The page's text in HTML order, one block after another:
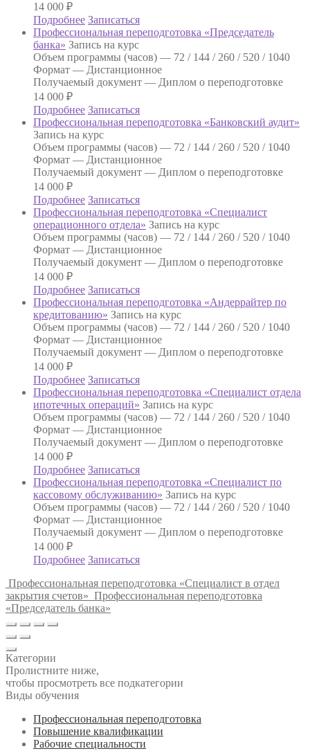
14 000 ₽
Подробнее Записаться
Профессиональная переподготовка «Председатель
банка» Запись на курс
Объем программы (часов) — 72 / 144 / 260 / 520 / 1040
Формат — Дистанционное
Получаемый документ — Диплом о переподготовке
14 000 ₽
Подробнее Записаться
Профессиональная переподготовка «Банковский аудит»
Запись на курс
Объем программы (часов) — 72 / 144 / 260 / 520 / 1040
Формат — Дистанционное
Получаемый документ — Диплом о переподготовке
14 000 ₽
Подробнее Записаться
Профессиональная переподготовка «Специалист
операционного отдела» Запись на курс
Объем программы (часов) — 72 / 144 / 260 / 520 / 1040
Формат — Дистанционное
Получаемый документ — Диплом о переподготовке
14 000 ₽
Подробнее Записаться
Профессиональная переподготовка «Андеррайтер по
кредитованию» Запись на курс
Объем программы (часов) — 72 / 144 / 260 / 520 / 1040
Формат — Дистанционное
Получаемый документ — Диплом о переподготовке
14 000 ₽
Подробнее Записаться
Профессиональная переподготовка «Специалист отдела
ипотечных операций» Запись на курс
Объем программы (часов) — 72 / 144 / 260 / 520 / 1040
Формат — Дистанционное
Получаемый документ — Диплом о переподготовке
14 000 ₽
Подробнее Записаться
Профессиональная переподготовка «Специалист по
кассовому обслуживанию» Запись на курс
Объем программы (часов) — 72 / 144 / 260 / 520 / 1040
Формат — Дистанционное
Получаемый документ — Диплом о переподготовке
14 000 ₽
Подробнее Записаться
Профессиональная переподготовка «Специалист в отдел
закрытия счетов» Профессиональная переподготовка
«Председатель банка»
Категории
Пролистните ниже,
чтобы просмотреть все подкатегории
Виды обучения
Профессиональная переподготовка
Повышение квалификации
Рабочие специальности